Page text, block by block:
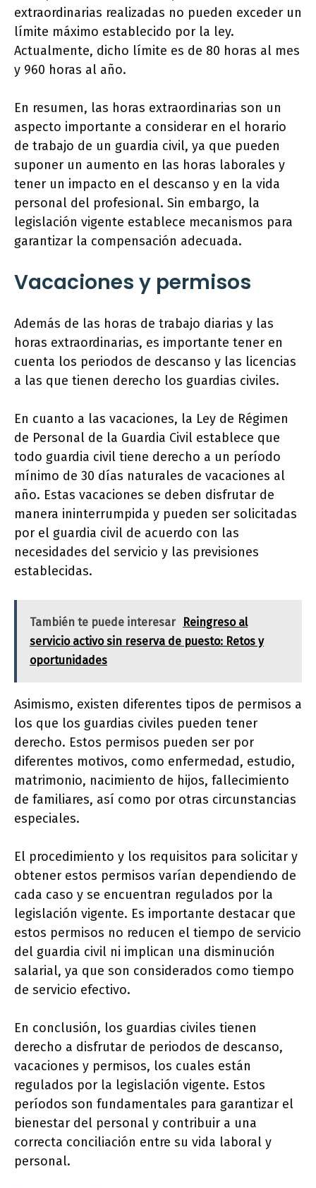
extraordinarias realizadas no pueden exceder un
límite máximo establecido por la ley.
Actualmente, dicho límite es de 80 horas al mes
y 960 horas al año.
En resumen, las horas extraordinarias son un
aspecto importante a considerar en el horario
de trabajo de un guardia civil, ya que pueden
suponer un aumento en las horas laborales y
tener un impacto en el descanso y en la vida
personal del profesional. Sin embargo, la
legislación vigente establece mecanismos para
garantizar la compensación adecuada.
Vacaciones y permisos
Además de las horas de trabajo diarias y las
horas extraordinarias, es importante tener en
cuenta los periodos de descanso y las licencias
a las que tienen derecho los guardias civiles.
En cuanto a las vacaciones, la Ley de Régimen
de Personal de la Guardia Civil establece que
todo guardia civil tiene derecho a un período
mínimo de 30 días naturales de vacaciones al
año. Estas vacaciones se deben disfrutar de
manera ininterrumpida y pueden ser solicitadas
por el guardia civil de acuerdo con las
necesidades del servicio y las previsiones
establecidas.
También te puede interesar
Reingreso al
servicio activo sin reserva de puesto: Retos y
oportunidades
Asimismo, existen diferentes tipos de permisos a
los que los guardias civiles pueden tener
derecho. Estos permisos pueden ser por
diferentes motivos, como enfermedad, estudio,
matrimonio, nacimiento de hijos, fallecimiento
de familiares, así como por otras circunstancias
especiales.
El procedimiento y los requisitos para solicitar y
obtener estos permisos varían dependiendo de
cada caso y se encuentran regulados por la
legislación vigente. Es importante destacar que
estos permisos no reducen el tiempo de servicio
del guardia civil ni implican una disminución
salarial, ya que son considerados como tiempo
de servicio efectivo.
En conclusión, los guardias civiles tienen
derecho a disfrutar de periodos de descanso,
vacaciones y permisos, los cuales están
regulados por la legislación vigente. Estos
períodos son fundamentales para garantizar el
bienestar del personal y contribuir a una
correcta conciliación entre su vida laboral y
personal.